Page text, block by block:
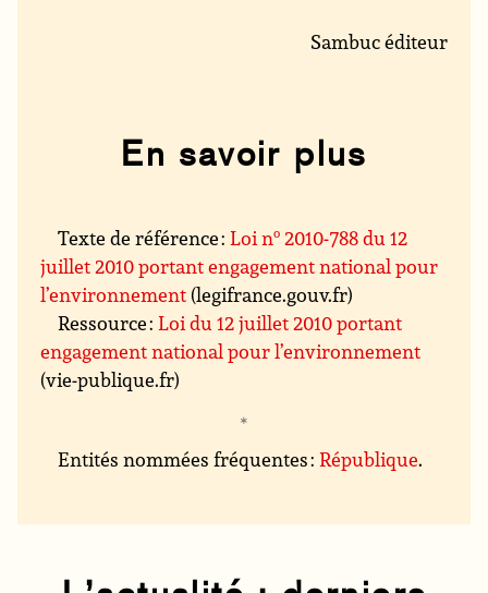
Sambuc éditeur
En savoir plus
Texte de référence :Loi no 2010-788 du 12
juillet 2010 portant engagement national pour
l’environnement (legifrance.gouv.fr)
Ressource :Loi du 12 juillet 2010 portant
engagement national pour l’environnement
(vie-publique.fr)
Entités nommées fréquentes :République.